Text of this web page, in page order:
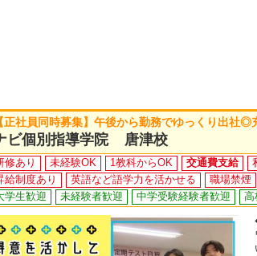
【正社員同時募集】午後から勤務でゆっくり出社
ビ個別指導学院 唐津校
修あり 未経験OK 1教科からOK 交通費支給
給制度あり
英語など語学力を活かせる 職場禁煙
学生歓迎
未経験者歓迎 中学受験経験者歓迎 高